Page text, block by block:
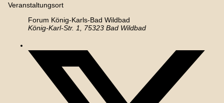
Veranstaltungsort
Forum König-Karls-Bad Wildbad
König-Karl-Str. 1, 75323 Bad Wildbad